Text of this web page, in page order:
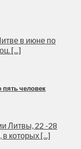
в июне по
[...]
пять человек
Литвы, 22 -28
которых [...]